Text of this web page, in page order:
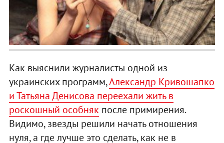
Как выяснили журналисты одной из
украинских программ,Александр Кривошапко
и Татьяна Денисова переехали жить в
роскошный особняк после примирения.
Видимо, звезды решили начать отношения
нуля, а где лучше это сделать, как не в